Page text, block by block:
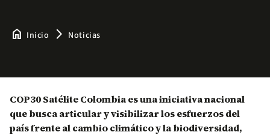
home Inicio arrow_forward_ios Noticias
COP30 Satélite Colombia es una iniciativa nacional
que busca articular y visibilizar los esfuerzos del
país frente al cambio climático y la biodiversidad,